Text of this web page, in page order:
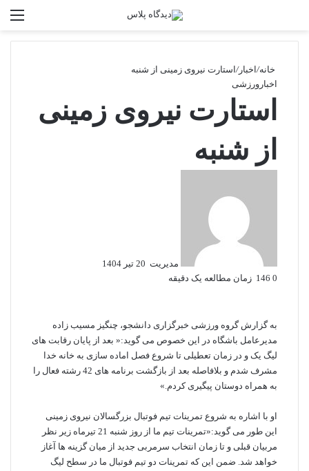
جستجو
خانه/اخبار/استارت نیروی زمینی از شنبه
اخبار ورزشی
استارت نیروی زمینی
از شنبه
مدیریت 20 تیر 1404
0
زمان مطالعه یک دقیقه
به گزارش گروه ورزشی خبرگزاری دانشجو، چنگیز مسیب زاده
مدیرعامل باشگاه در این خصوص می گوید:« بعد از پایان رقابت های
لیگ یک و در زمان تعطیلی تا شروع فصل اماده سازی به خانه خدا
مشرف شدم و بلافاصله بعد از بازگشت برنامه های 42 رشته فعال را
به همراه دوستان پیگیری کردم.»
او با اشاره به شروع تمرینات تیم فوتبال بزرگسالان نیروی زمینی
این طور می گوید:«تمرینات تیم ما از روز شنبه 21 تیرماه زیر نظر
مربیان قبلی و تا زمان انتخاب سرمربی جدید از میان گزینه ها آغاز
خواهد شد. ضمن این که تمرینات دو تیم فوتبال ما در سطح لیگ